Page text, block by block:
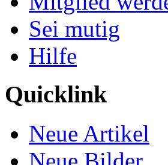
Sei mutig
Hilfe
Quicklink
Neue Artikel